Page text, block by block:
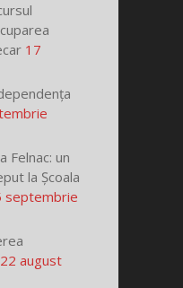
17
Felnac: un
la Școala
septembrie
22 august